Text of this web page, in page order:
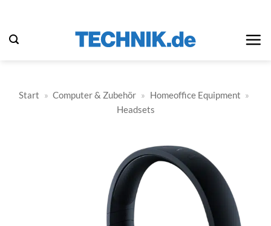
springen
Start » Computer & Zubehör » Homeoffice Equipment »
Headsets